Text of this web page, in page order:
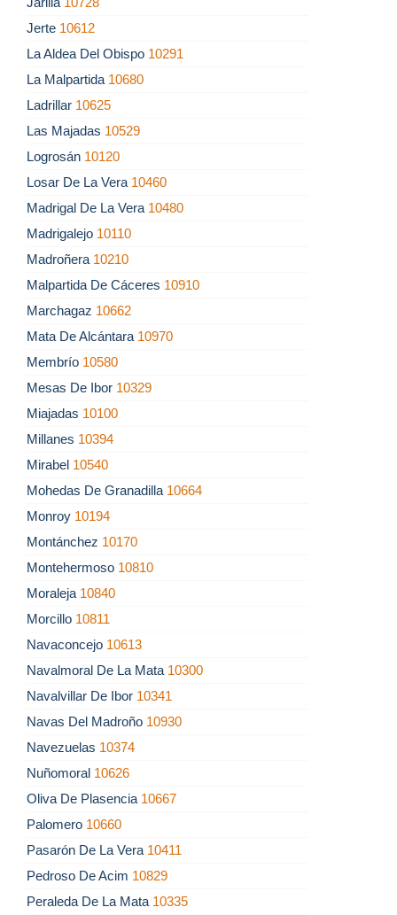
Jerte 10612
La Aldea Del Obispo 10291
La Malpartida 10680
Ladrillar 10625
Las Majadas 10529
Logrosán 10120
Losar De La Vera 10460
Madrigal De La Vera 10480
Madrigalejo 10110
Madroñera 10210
Malpartida De Cáceres 10910
Marchagaz 10662
Mata De Alcántara 10970
Membrío 10580
Mesas De Ibor 10329
Miajadas 10100
Millanes 10394
Mirabel 10540
Mohedas De Granadilla 10664
Monroy 10194
Montánchez 10170
Montehermoso 10810
Moraleja 10840
Morcillo 10811
Navaconcejo 10613
Navalmoral De La Mata 10300
Navalvillar De Ibor 10341
Navas Del Madroño 10930
Navezuelas 10374
Nuñomoral 10626
Oliva De Plasencia 10667
Palomero 10660
Pasarón De La Vera 10411
Pedroso De Acim 10829
Peraleda De La Mata 10335